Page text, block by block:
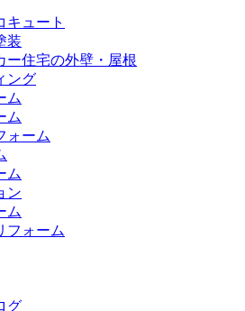
キュート
装
ー住宅の外壁・屋根
ング
ム
ム
ォーム
ム
ン
ム
フォーム
グ